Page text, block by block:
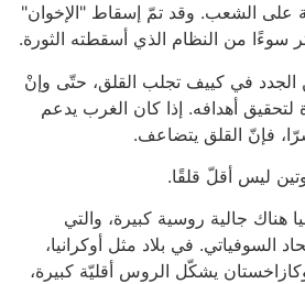
على الشعب. وقد تمّ إسقاط "الإخوان"
سوءًا من النظام الذي أسقطته الثورة.
الجدد في كييف تجلب القلق، حتّى وإنْ
لتحقيق أهدافه. إذا كان الغرب يدعم
فإنّ القلق يتضاعف.
ليس أقلّ قلقًا.
هناك جالية روسية كبيرة، والتي
السوفياتي. في بلاد مثل أوكرانيا،
وكازاخستان يشكّل الروس أقليّة كبيرة،